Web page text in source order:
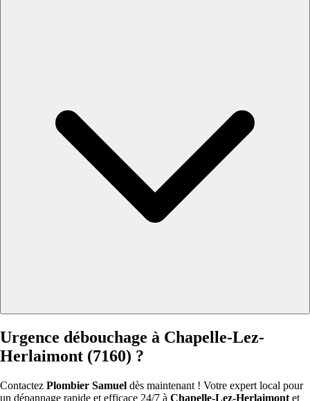
Urgence débouchage à Chapelle-Lez-
Herlaimont (7160) ?
Contactez Plombier Samuel dès maintenant ! Votre expert local pour
un dépannage rapide et efficace 24/7 à Chapelle-Lez-Herlaimont et